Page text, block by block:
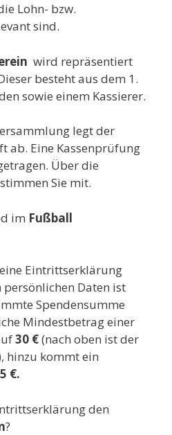
Lohn- bzw.
sind.
wird repräsentiert
besteht aus dem 1.
sowie einem Kassierer.
legt der
ab. Eine Kassenprüfung
Über die
Sie mit.
im Fußball
Eintrittserklärung
Daten ist
Spendensumme
Mindestbetrag einer
30 €(nach oben ist der
hinzu kommt ein
5 €.
den
?